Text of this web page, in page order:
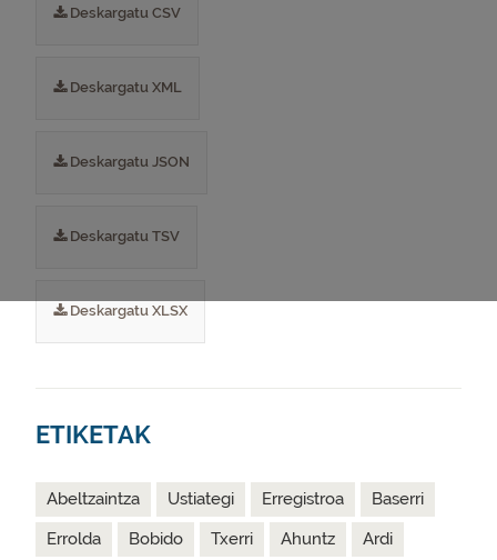
Deskargatu CSV
Deskargatu XML
Deskargatu JSON
Deskargatu TSV
Deskargatu XLSX
ETIKETAK
Abeltzaintza Ustiategi Erregistroa
Baserri
Errolda
Bobido Txerri Ahuntz
Ardi